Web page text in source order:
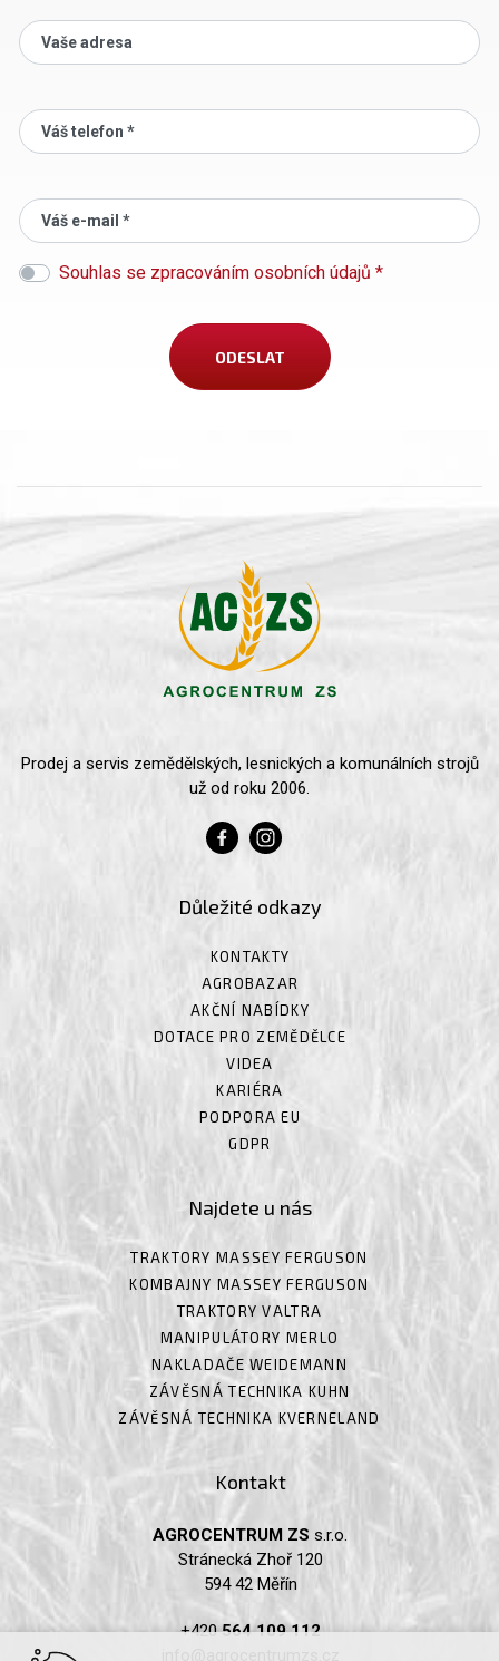
Vaše adresa
Váš telefon *
Váš e-mail *
Souhlas se zpracováním osobních údajů *
Prodej a servis zemědělských, lesnických a komunálních strojů
už od roku 2006.
Důležité odkazy
KONTAKTY
AGROBAZAR
AKČNÍ NABÍDKY
DOTACE PRO ZEMĚDĚLCE
VIDEA
KARIÉRA
PODPORA EU
GDPR
Najdete u nás
TRAKTORY MASSEY FERGUSON
KOMBAJNY MASSEY FERGUSON
TRAKTORY VALTRA
MANIPULÁTORY MERLO
NAKLADAČE WEIDEMANN
ZÁVĚSNÁ TECHNIKA KUHN
ZÁVĚSNÁ TECHNIKA KVERNELAND
Kontakt
AGROCENTRUM ZS s.r.o.
Stránecká Zhoř 120
594 42 Měřín
+420564 109 112